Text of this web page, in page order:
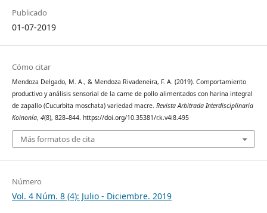
Publicado
01-07-2019
Cómo citar
Mendoza Delgado, M. A., & Mendoza Rivadeneira, F. A. (2019). Comportamiento
productivo y análisis sensorial de la carne de pollo alimentados con harina integral
de zapallo (Cucurbita moschata) variedad macre. Revista Arbitrada Interdisciplinaria
Koinonía, 4(8), 828–844. https://doi.org/10.35381/r.k.v4i8.495
Más formatos de cita
Número
Vol. 4 Núm. 8 (4): Julio - Diciembre. 2019